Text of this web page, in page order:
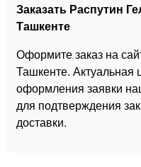
Заказать Распутин
Ташкенте
Оформите заказ на
Ташкенте. Актуальная
оформления заявки
для подтверждения
доставки.